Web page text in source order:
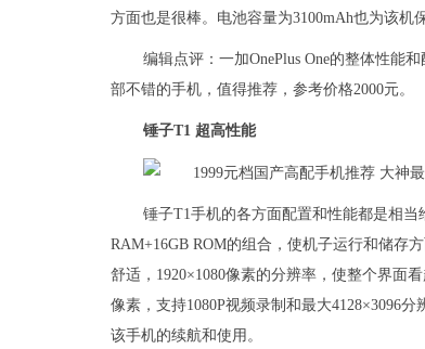
方面也是很棒。电池容量为3100mAh也为该机
编辑点评：一加OnePlus One的整体性能
部不错的手机，值得推荐，参考价格2000元。
锤子T1 超高性能
锤子T1手机的各方面配置和性能都是相当
RAM+16GB ROM的组合，使机子运行和储存
舒适，1920×1080像素的分辨率，使整个界面
像素，支持1080P视频录制和最大4128×3096
该手机的续航和使用。